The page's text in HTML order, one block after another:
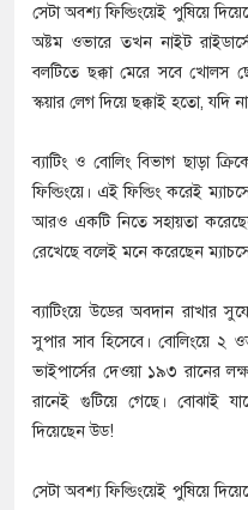
সেটা অবশ্য ফিল্ডিংয়েই পুষিয়ে
অষ্টম ওভারে তখন নাইট
বলটিতে ছক্কা মেরে সবে খোলস
স্কয়ার লেগ দিয়ে ছক্কাই হতো, যদি
ব্যাটিং ও বোলিং বিভাগ ছাড়া
ফিল্ডিংয়ে। এই ফিল্ডিং করেই
আরও একটি নিতে সহায়তা
রেখেছে বলেই মনে করেছেন
ব্যাটিংয়ে উডের অবদান রাখার
সুপার সাব হিসেবে। বোলিংয়ে ২
ভাইপার্সের দেওয়া ১৯৩ রানের
রানেই গুটিয়ে গেছে। বোঝাই
দিয়েছেন উড!
সেটা অবশ্য ফিল্ডিংয়েই পুষিয়ে